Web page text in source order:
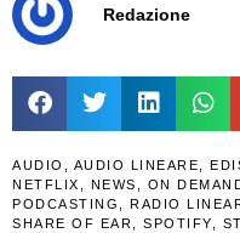
Redazione
AUDIO AUDIO LINEARE
NETFLIX
NEWS ON
PODCASTING
RADIO
SHARE OF EAR
SPOTIFY